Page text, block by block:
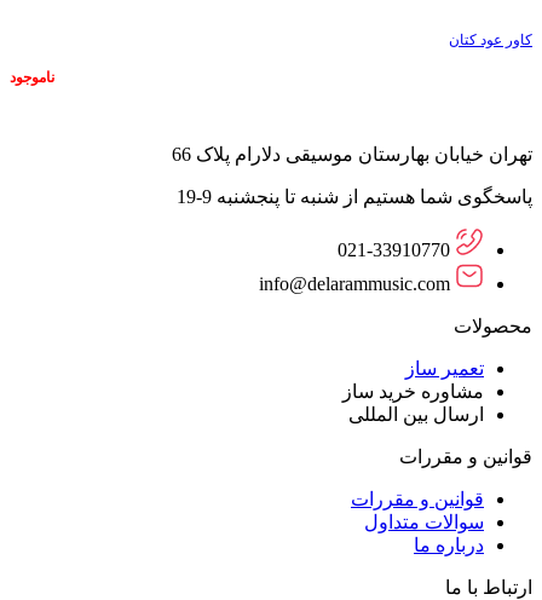
کاور عود کتان
ناموجود
تهران خیابان بهارستان موسیقی دلارام پلاک 66
پاسخگوی شما هستیم از شنبه تا پنجشنبه 9-19
021-33910770
info@delarammusic.com
محصولات
تعمیر ساز
مشاوره خرید ساز
ارسال بین المللی
قوانین و مقررات
قوانین و مقررات
سوالات متداول
درباره ما
ارتباط با ما